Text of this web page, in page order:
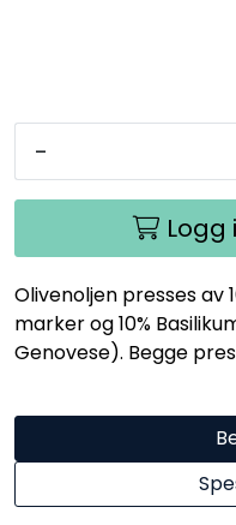
-
Logg
Olivenoljen presses av
marker og 10%
Genovese). Begge